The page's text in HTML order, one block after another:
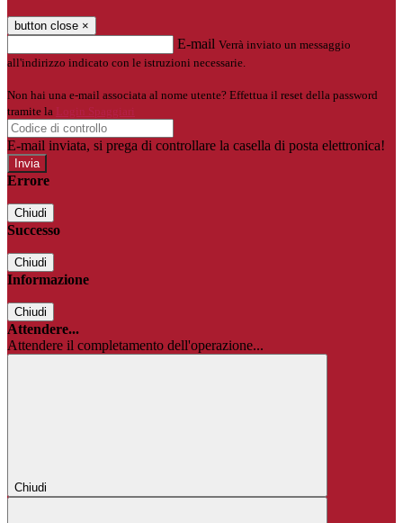
button close ×
E-mail Verrà inviato un messaggio
all'indirizzo indicato con le istruzioni necessarie.
Non hai una e-mail associata al nome utente? Effettua il reset della password
tramite la
Login Spaggiari
E-mail inviata, si prega di controllare la casella di posta elettronica!
Errore
Chiudi
Successo
Chiudi
Informazione
Chiudi
Attendere...
Attendere il completamento dell'operazione...
Chiudi